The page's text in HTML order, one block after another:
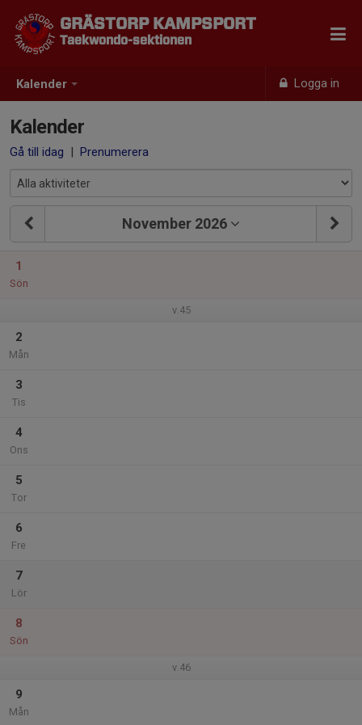
Kalender Logga in
GRÄSTORP KAMPSPORT
Taekwondo-sektionen
Kalender
Gå till idag | Prenumerera
November 2026
1
Sön
v.45
2
Mån
3
Tis
4
Ons
5
Tor
6
Fre
7
Lör
8
Sön
v.46
9
Mån